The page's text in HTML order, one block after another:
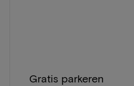
Gratis parkeren